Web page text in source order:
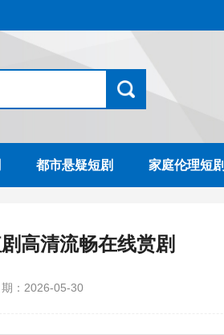
都市悬疑短剧 家庭伦理短剧
高清流畅在线赏剧
： 2026-05-30